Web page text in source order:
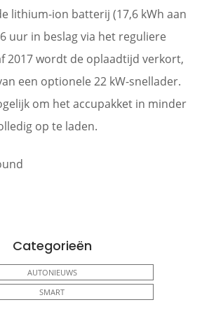
lithium-ion batterij (17,6 kWh aan
uur in beslag via het reguliere
2017 wordt de oplaadtijd verkort,
een optionele 22 kW-snellader.
om het accupakket in minder
op te laden.
Categorieën
AUTONIEUWS
SMART